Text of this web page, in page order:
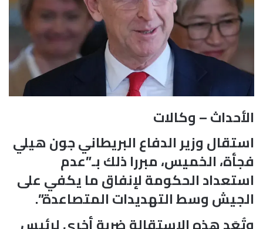
الأحداث – وكالات
استقال وزير الدفاع البريطاني جون هيلي
فجأة، الخميس، مبررا ذلك بـ”عدم
استعداد الحكومة لإنفاق ما يكفي على
الجيش وسط التهديدات المتصاعدة”.